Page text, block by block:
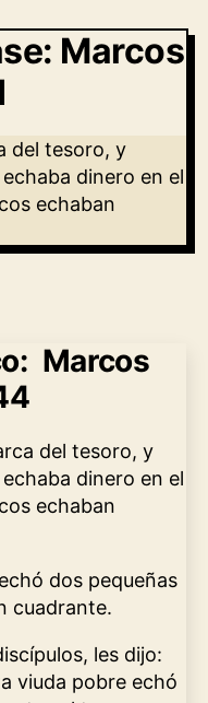
Marcos
del tesoro, y
dinero en el
echaban
Marcos
del tesoro, y
dinero en el
echaban
dos pequeñas
cuadrante.
les dijo:
viuda pobre echó